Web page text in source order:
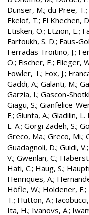
Dünser, M.; du Pree, T.;
Ekelof, T.; El Khechen,
Etisken, O.; Etzion, E.;
Fartoukh, S. D.; Faus-
Ferradas Troitino, J.;
O.; Fischer, E.; Flieger,
Fowler, T.; Fox, J.;
Gaddi, A.; Galanti, M.;
Garzia, I.; Gascon-
Giagu, S.; Gianfelice-
F.; Giunta, A.; Gladilin, L.
L. A.; Gorgi Zadeh, S.;
Greco, Ma.; Greco, Mi.;
Guadagnoli, D.; Guidi, V.;
V.; Gwenlan, C.;
Hati, C.; Haug, S.;
Henriques, A.;
Höfle, W.; Holdener, F.;
T.; Hutton, A.;
Ita, H.; Ivanovs, A.;